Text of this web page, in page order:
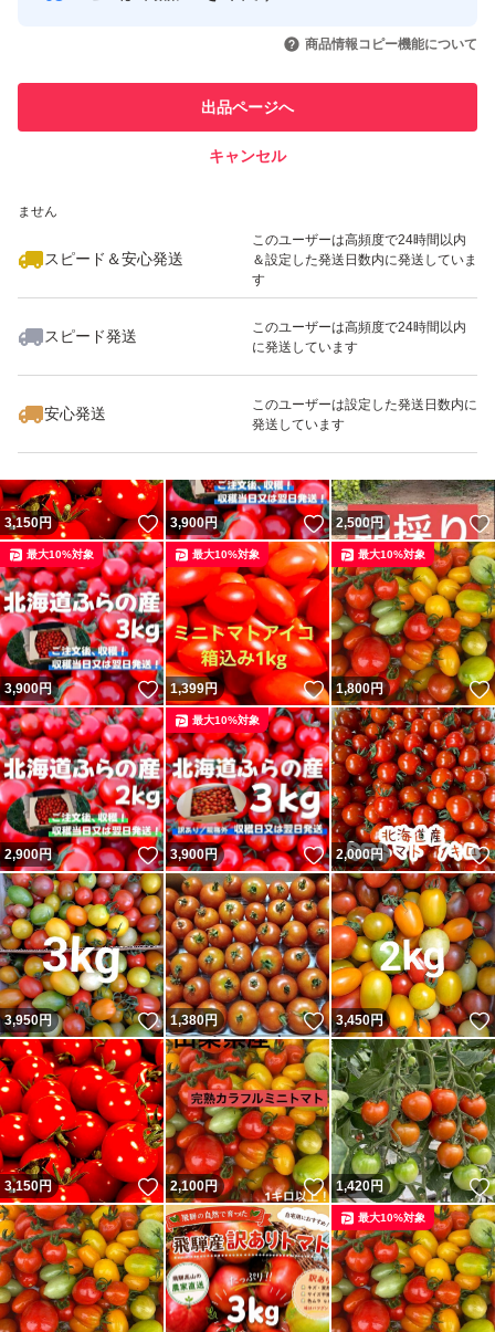
収穫や準備の状況により、ご購入・お支払い完了後 当日
～4日での発送予定となります。
準備が整い次第、随時発送いたします。
いけませんので、時間指定などはご購入者様でご対応いた
だけますと幸いです。
保存方法、賞味期限
賞味期限・冬春は常温で1週間が目安ですが冷蔵保存でよ
引を完了させた実績があります
での取引実績があります
ません
スピード＆安心発送
このユーザーは高頻度で24時間以内
＆設定した発送日数内に発送していま
す
スピード発送
このユーザーは高頻度で24時間以内
に発送しています
安心発送
このユーザーは設定した発送日数内に
発送しています
商品情報コピー機能について
出品ページへ
キャンセル
いいね！
1,250
3,150円 いいね！
3,900円 いいね！
2,500円
3,900円 いいね！
最大10%対象
1,399円 いいね！
最大10%対象
1,800円
最大10%対象
2,900円 いいね！
3,900円 いいね！
最大10%対象
2,000円
3,950円 いいね！
1,380円 いいね！
3,450円
3,150円 いいね！
2,100円 いいね！
1,420円
最大10%対象